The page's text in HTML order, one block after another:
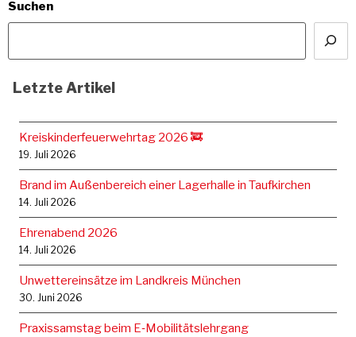
Suchen
Letzte Artikel
Kreiskinderfeuerwehrtag 2026 🚒
19. Juli 2026
Brand im Außenbereich einer Lagerhalle in Taufkirchen
14. Juli 2026
Ehrenabend 2026
14. Juli 2026
Unwettereinsätze im Landkreis München
30. Juni 2026
Praxissamstag beim E‑Mobilitätslehrgang